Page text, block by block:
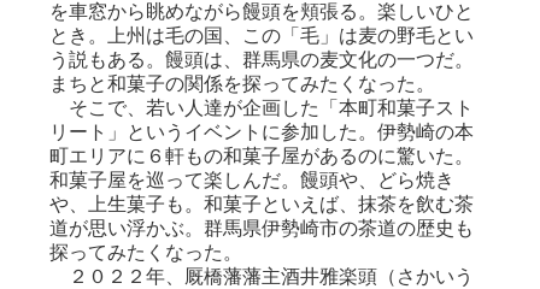
を車窓から眺めながら饅頭を頬張る。楽しいひと
とき。上州は毛の国、この「毛」は麦の野毛とい
う説もある。饅頭は、群馬県の麦文化の一つだ。
まちと和菓子の関係を探ってみたくなった。
そこで、若い人達が企画した「本町和菓子スト
リート」というイベントに参加した。伊勢崎の本
町エリアに６軒もの和菓子屋があるのに驚いた。
和菓子屋を巡って楽しんだ。饅頭や、どら焼き
や、上生菓子も。和菓子といえば、抹茶を飲む茶
道が思い浮かぶ。群馬県伊勢崎市の茶道の歴史も
探ってみたくなった。
２０２２年、厩橋藩藩主酒井雅楽頭（さかいう